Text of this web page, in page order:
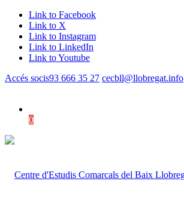
Link to Facebook
Link to X
Link to Instagram
Link to LinkedIn
Link to Youtube
Accés socis93 666 35 27 cecbll@llobregat.info
0